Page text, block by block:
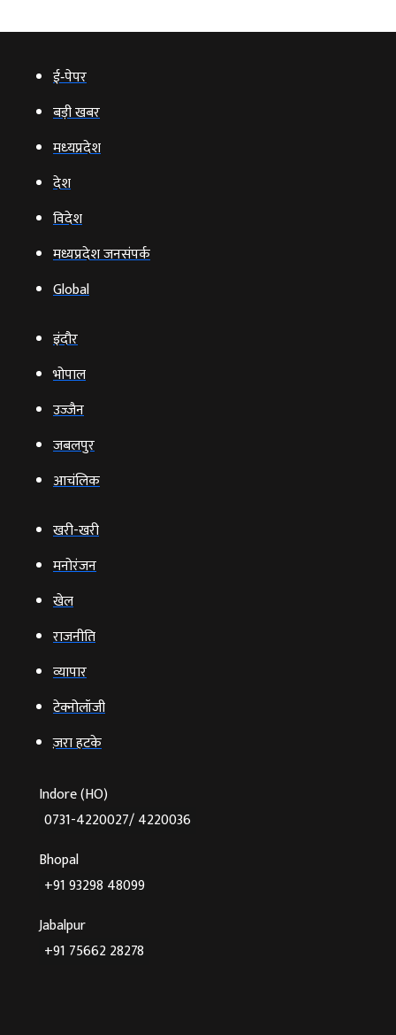
ई‑पेपर
बड़ी खबर
मध्‍यप्रदेश
देश
विदेश
मध्यप्रदेश जनसंपर्क
Global
इंदौर
भोपाल
उज्‍जैन
जबलपुर
आचंलिक
खरी-खरी
मनोरंजन
खेल
राजनीति
व्‍यापार
टेक्‍नोलॉजी
ज़रा हटके
Indore (HO)
0731-4220027/ 4220036
Bhopal
+91 93298 48099
Jabalpur
+91 75662 28278